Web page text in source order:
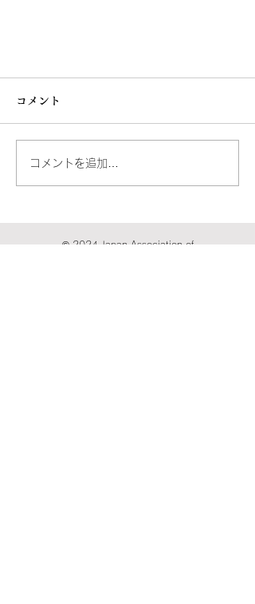
コメント
コメントを追加…
© 2024 Japan Association of